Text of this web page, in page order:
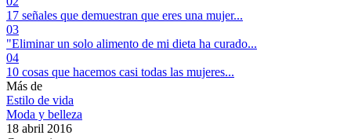
17 señales que demuestran que eres una mujer...
03
"Eliminar un solo alimento de mi dieta ha curado...
04
10 cosas que hacemos casi todas las mujeres...
Más de
Estilo de vida
Moda y belleza
18 abril 2016